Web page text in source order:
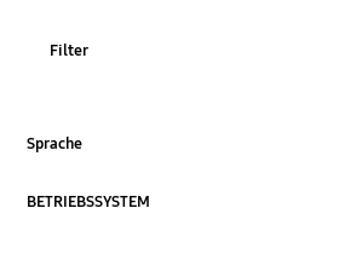
Ton
Verwendung
Filter
Sprache
BETRIEBSSYSTEM